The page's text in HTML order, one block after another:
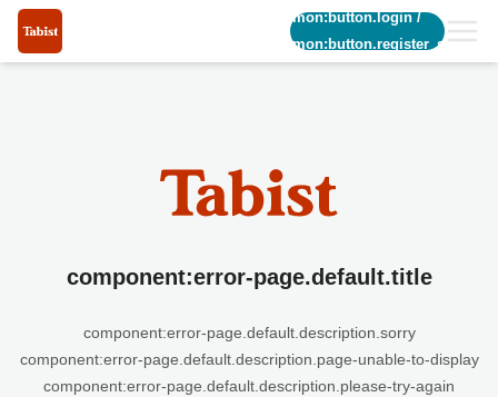
common:button.login/
common:button.register_short
component:error-page.default.title
component:error-page.default.description.sorry
component:error-page.default.description.page-unable-to-display
component:error-page.default.description.please-try-again